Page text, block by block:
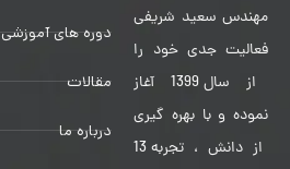
مهندس سعید شریفی
فعالیت جدی خود را
از سال 1399 آغاز
نموده و با بهره گیری
از دانش ، تجربه 13
دوره های آموزشی
مقالات
درباره ما